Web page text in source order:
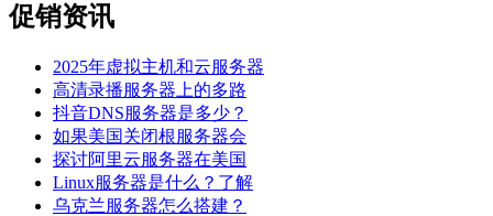
促销资讯
2025年虚拟主机和云服务器
高清录播服务器上的多路
抖音DNS服务器是多少？
如果美国关闭根服务器会
探讨阿里云服务器在美国
Linux服务器是什么？了解
乌克兰服务器怎么搭建？